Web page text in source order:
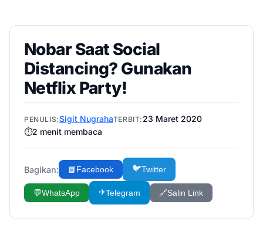
Nobar Saat Social
Distancing? Gunakan
Netflix Party!
PENULIS:Sigit NugrahaTERBIT: 23 Maret 2020
⏱️2 menit membaca
Bagikan: 📘Facebook 🐦Twitter
💬WhatsApp ✈️Telegram 🔗Salin Link